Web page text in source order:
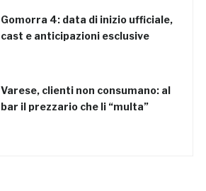
Gomorra 4: data di inizio ufficiale,
cast e anticipazioni esclusive
Varese, clienti non consumano: al
bar il prezzario che li “multa”